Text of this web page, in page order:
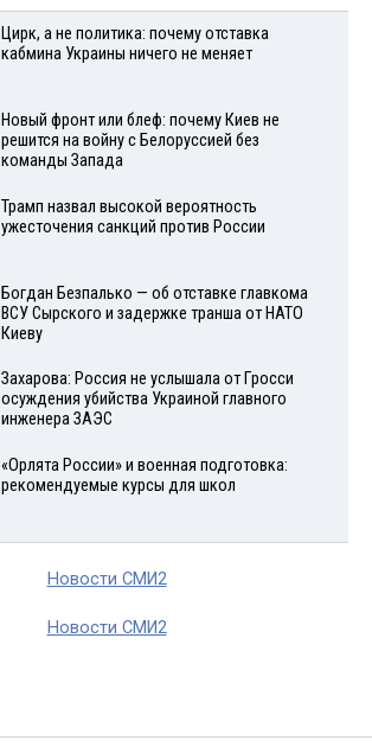
Цирк, а не политика: почему отставка
кабмина Украины ничего не меняет
Новый фронт или блеф: почему Киев не
решится на войну с Белоруссией без
команды Запада
Трамп назвал высокой вероятность
ужесточения санкций против России
Богдан Безпалько — об отставке главкома
ВСУ Сырского и задержке транша от НАТО
Киеву
Захарова: Россия не услышала от Гросси
осуждения убийства Украиной главного
инженера ЗАЭС
«Орлята России» и военная подготовка:
рекомендуемые курсы для школ
Новости СМИ2
Новости СМИ2